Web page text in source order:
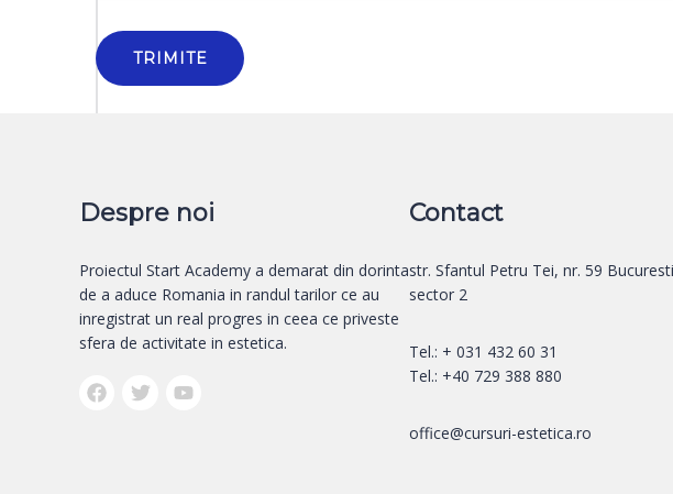
Despre noi
Proiectul Start Academy a demarat din dorinta
de a aduce Romania in randul tarilor ce au
inregistrat un real progres in ceea ce priveste
sfera de activitate in estetica.
Contact
str. Sfantul Petru Tei, nr. 59
sector 2
Tel.: + 031 432 60 31
Tel.: +40 729 388 880
office@cursuri-estetica.ro